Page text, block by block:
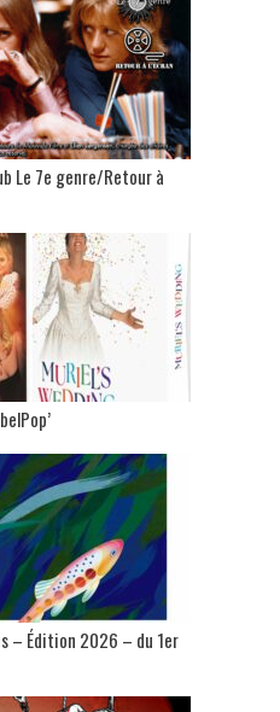
Le 7e genre/Retour à
– Édition 2026 – du 1er